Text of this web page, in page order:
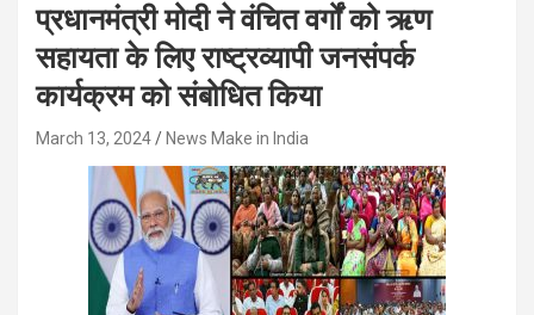
प्रधानमंत्री मोदी ने वंचित वर्गों को ऋण
सहायता के लिए राष्ट्रव्यापी जनसंपर्क
कार्यक्रम को संबोधित किया
March 13, 2024 News Make in India